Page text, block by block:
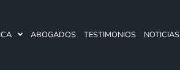
ABOGADOS TESTIMONIOS NOTICIAS